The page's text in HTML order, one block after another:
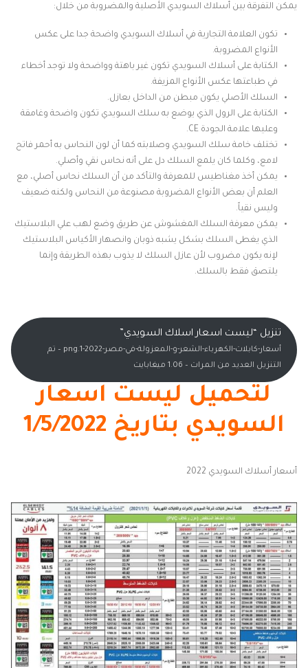
يمكن التفرقة بين أسلاك السويدي الأصلية والمضروبة من خلال:
تكون العلامة التجارية في أسلاك السويدي واضحة جدا على عكس
الأنواع المضروبة.
الكتابة على أسلاك السويدي تكون غير باهتة وواضحة ولا توجد أخطاء
في طباعتها عكس الأنواع المزيفة.
السلك الأصلي يكون مبطن من الداخل بعازل.
الكتابة على الرول الذي يوضع به سلك السويدي تكون واضحة وغامقة
وعليها علامة الجودة CE.
تختلف خامة سلك السويدي وصلابته كما أن لون النحاس به أحمر فاتح
لامع، وكلما كان يلمع السلك دل على أنه نحاس نقي وأصلي.
يمكن أخذ مغناطيس للمعرفة والتأكد من أن السلك نحاس أصلي، مع
العلم أن بعض الأنواع المضروبة مصنوعة من النحاس ولكنه ضعيف
وليس نقياً.
يمكن معرفة السلك المغشوش عن طريق وضع لهب علي البلاستيك
الذي يغطى السلك بشكل يشبه ذوبان وانصهار الأكياس البلاستيك
لإنه يكون مضروب لأن عازل السلك لا يذوب بهذه الطريقة وإنما
يلتصق فقط بالسلك.
تنزيل “ليست اسعار اسلاك السويدي”
أسعار-كابلات-الكهرباء-الشعر-و-المعزولة-في-مصر-2022-1.png – تم
التنزيل العديد من المرات – 1.06 ميغابايت
لتحميل ليست اسعار
السويدي بتاريخ 1/5/2022
أسعار أسلاك السويدي 2022